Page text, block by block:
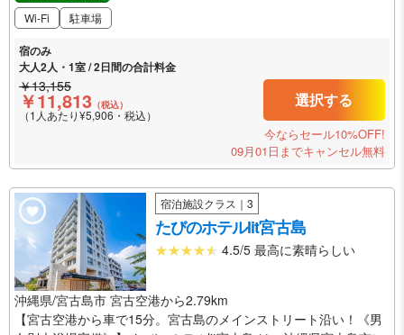
Wi-Fi
駐車場
宿のみ
大人2人・1室 / 2日間の合計料金
￥13,155
￥11,813 （税込）
（1人あたり¥5,906・税込）
選択する
今ならセール10%OFF!
09月01日までキャンセル無料
宿泊施設クラス｜3
たびのホテルlit宮古島
4.5/5 最高に素晴らしい
沖縄県/宮古島市 宮古空港から2.79km
【宮古空港から車で15分。宮古島のメインストリート沿い！《男